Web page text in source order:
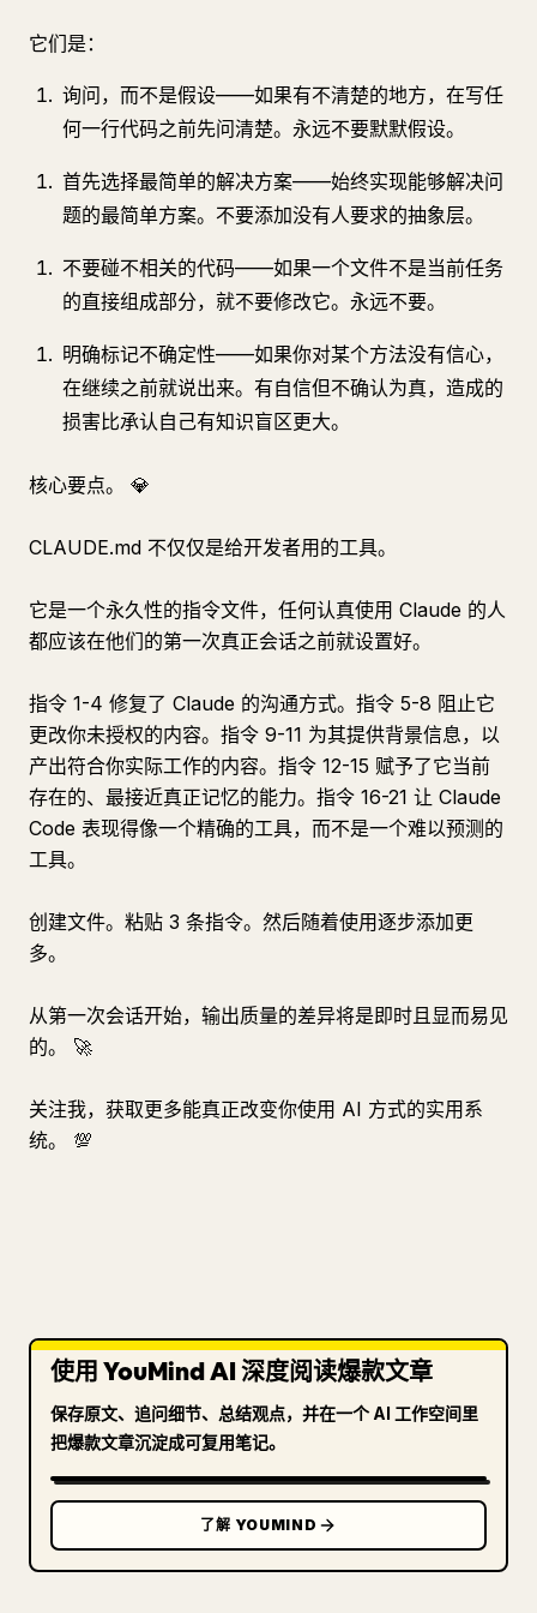
它们是：
询问，而不是假设——如果有不清楚的地方，在写任
何一行代码之前先问清楚。永远不要默默假设。
首先选择最简单的解决方案——始终实现能够解决问
题的最简单方案。不要添加没有人要求的抽象层。
不要碰不相关的代码——如果一个文件不是当前任务
的直接组成部分，就不要修改它。永远不要。
明确标记不确定性——如果你对某个方法没有信心，
在继续之前就说出来。有自信但不确认为真，造成的
损害比承认自己有知识盲区更大。
核心要点。 💎
CLAUDE.md 不仅仅是给开发者用的工具。
它是一个永久性的指令文件，任何认真使用 Claude 的人
都应该在他们的第一次真正会话之前就设置好。
指令 1-4 修复了 Claude 的沟通方式。指令 5-8 阻止它
更改你未授权的内容。指令 9-11 为其提供背景信息，以
产出符合你实际工作的内容。指令 12-15 赋予了它当前
存在的、最接近真正记忆的能力。指令 16-21 让 Claude
Code 表现得像一个精确的工具，而不是一个难以预测的
工具。
创建文件。粘贴 3 条指令。然后随着使用逐步添加更
多。
从第一次会话开始，输出质量的差异将是即时且显而易见
的。 🚀
关注我，获取更多能真正改变你使用 AI 方式的实用系
统。 💯
使用 YouMind AI 深度阅读爆款文章
保存原文、追问细节、总结观点，并在一个 AI 工作空间里
把爆款文章沉淀成可复用笔记。
了解 YOUMIND